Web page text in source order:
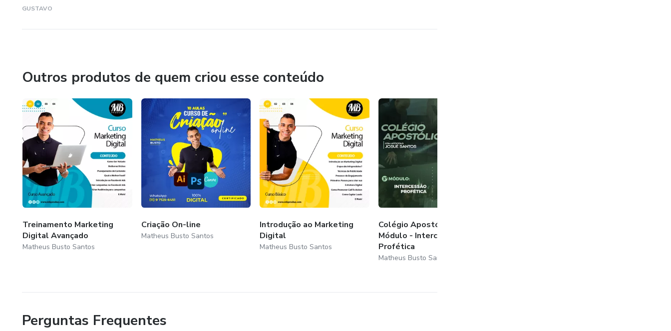
A cada vídeo uma nova etapa em sua jornada do Marketing Digital.
O curso conta com um certificado do modo completo, uma avaliação, as aulas e o material
de estudo para consultar quando quiser!
Tá esperando o quê?
Adquira já e comece a sua jornada nesse novo mundo digital!
Te vejo na aula =D
“Este produto não garante a obtenção de resultados. Qualquer referência ao desempenho
GUSTAVO
Outros produtos de quem criou esse conteúdo
Treinamento Marketing
Digital Avançado
Matheus Busto Santos
Criação On-line
Matheus Busto Santos
Introdução ao Marketing
Digital
Matheus Busto Santos
Colégio Apostólico 3º
Módulo - Intercessão
Profética
Matheus Busto Santos
Perguntas Frequentes